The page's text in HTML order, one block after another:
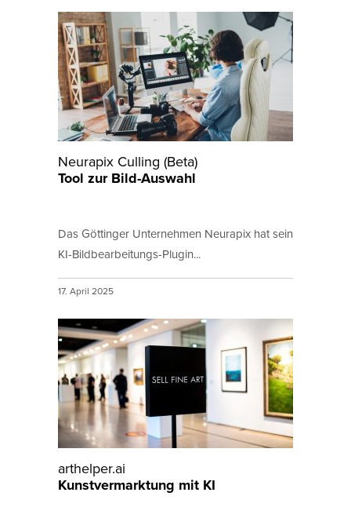
Neurapix Culling (Beta)
Tool zur Bild-Auswahl
Das Göttinger Unternehmen Neurapix hat sein
KI-Bildbearbeitungs-Plugin...
17. April 2025
arthelper.ai
Kunstvermarktung mit KI